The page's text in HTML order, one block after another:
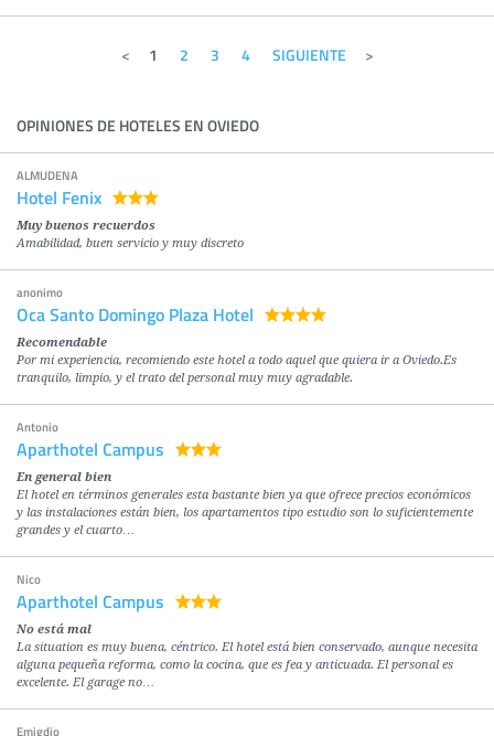
1 2 3 4 SIGUIENTE
OPINIONES DE HOTELES EN OVIEDO
ALMUDENA
Hotel Fenix
Muy buenos recuerdos
Amabilidad, buen servicio y muy discreto
anonimo
Oca Santo Domingo Plaza Hotel
Recomendable
Por mi experiencia, recomiendo este hotel a todo aquel que quiera ir a Oviedo.Es
tranquilo, limpio, y el trato del personal muy muy agradable.
Antonio
Aparthotel Campus
En general bien
El hotel en términos generales esta bastante bien ya que ofrece precios económicos
y las instalaciones están bien, los apartamentos tipo estudio son lo suficientemente
grandes y el cuarto…
Nico
Aparthotel Campus
No está mal
La situation es muy buena, céntrico. El hotel está bien conservado, aunque necesita
alguna pequeña reforma, como la cocina, que es fea y anticuada. El personal es
excelente. El garage no…
Emigdio